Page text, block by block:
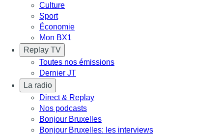
Culture
Sport
Économie
Mon BX1
Replay TV
Toutes nos émissions
Dernier JT
La radio
Direct & Replay
Nos podcasts
Bonjour Bruxelles
Bonjour Bruxelles: les interviews